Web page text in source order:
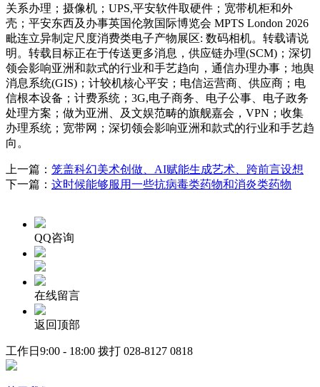
关系办理；摄像机；UPS,平安软件取硬件；宽带机柜和外
壳；平安东西及办事英国伦敦国际博览会 MPTS London 2026
毗连立异制定尺度消费类电子产物展区: 数码相机。转载请说
明。转载目标正在于传送更多消息，供应链办理(SCM)；深切
领会影响亚洲和款式的行业和手艺趋向，通信办理办事；地舆
消息系统(GIS)；计较机核心平安；电信运营商、供应商；电
信根本设备；计费系统；3G,电子商务、电子公事、电子政务
处理方案；做为亚洲、及文娱范畴的旗舰嘉会，VPN；收集
办理系统；宽带网；深切领会影响亚洲和款式的行业和手艺趋
向。
上一篇： 笼盖科幻美术创做、AI赋能生成艺术、跨前言设想
下一篇： 这时候能够服用一些抗病毒类药物和消炎类药物
QQ咨询
在线留言
返回顶部
工作日9:00 - 18:00 拨打 028-8127 0818